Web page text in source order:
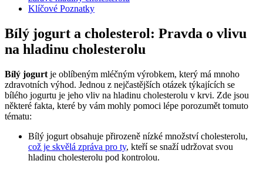
Klíčové Poznatky
Bílý jogurt a cholesterol: Pravda o vlivu
na hladinu cholesterolu
Bílý jogurt je oblíbeným mléčným výrobkem, který má mnoho
zdravotních výhod. Jednou z nejčastějších otázek týkajících se
bílého jogurtu je jeho vliv na hladinu cholesterolu v krvi. Zde jsou
některé fakta, které by vám mohly pomoci lépe porozumět tomuto
tématu:
Bílý jogurt obsahuje přirozeně nízké množství cholesterolu,
což je skvělá zpráva pro ty, kteří se snaží udržovat svou
hladinu cholesterolu pod kontrolou.